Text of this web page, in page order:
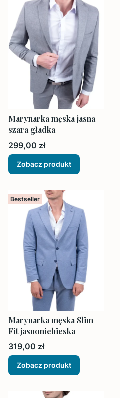
Marynarka męska jasna
szara gładka
Cena
299,00 zł
Zobacz produkt
Bestseller
Marynarka męska Slim
Fit jasnoniebieska
Cena
319,00 zł
Zobacz produkt